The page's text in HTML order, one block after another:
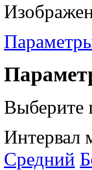
Интервал
Средний